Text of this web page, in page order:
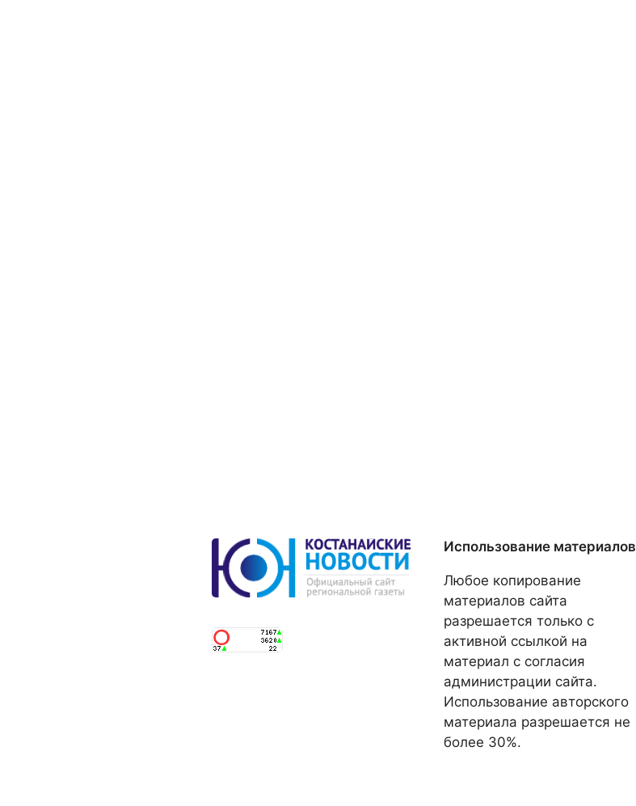
Использование материалов
Любое копирование
материалов сайта
разрешается только с
активной ссылкой на
материал с согласия
администрации сайта.
Использование авторского
материала разрешается не
более 30%.